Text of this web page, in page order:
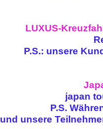
LUXUS-
P.S.: unsere
japan
P.S.
und unsere